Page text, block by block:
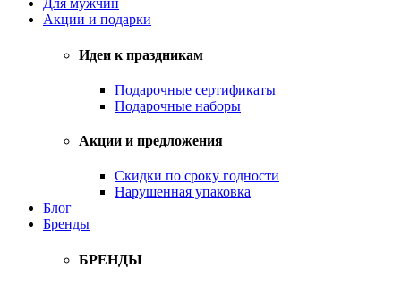
Для мужчин
Акции и подарки
Идеи к праздникам
Подарочные сертификаты
Подарочные наборы
Акции и предложения
Скидки по сроку годности
Нарушенная упаковка
Блог
Бренды
БРЕНДЫ